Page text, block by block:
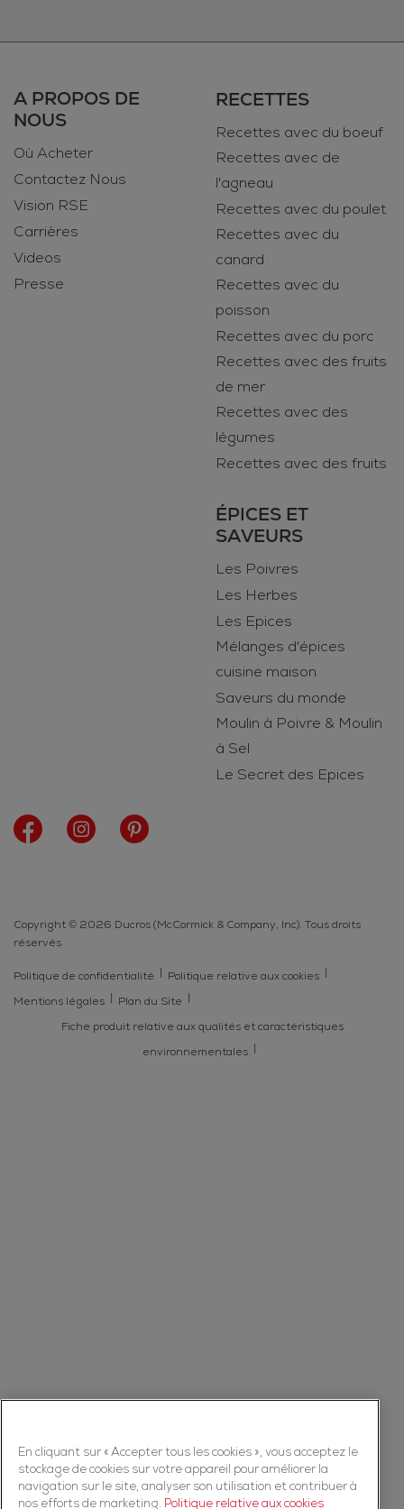
A PROPOS DE
NOUS
Où Acheter
Contactez Nous
Vision RSE
Carrières
Videos
Presse
RECETTES
Recettes avec du boeuf
Recettes avec de
l'agneau
Recettes avec du poulet
Recettes avec du
canard
Recettes avec du
poisson
Recettes avec du porc
Recettes avec des fruits
de mer
Recettes avec des
légumes
Recettes avec des fruits
ÉPICES ET
SAVEURS
Les Poivres
Les Herbes
Les Epices
Mélanges d'épices
cuisine maison
Saveurs du monde
Moulin à Poivre & Moulin
à Sel
Le Secret des Epices
Copyright © 2026 Ducros (McCormick & Company, Inc). Tous droits
réservés
Politique de confidentialité
Politique relative aux cookies
Mentions légales
Plan du Site
Fiche produit relative aux qualités et caractéristiques
environnementales
En cliquant sur « Accepter tous les cookies », vous acceptez le
stockage de cookies sur votre appareil pour améliorer la
navigation sur le site, analyser son utilisation et contribuer à
nos efforts de marketing. Politique relative aux cookies